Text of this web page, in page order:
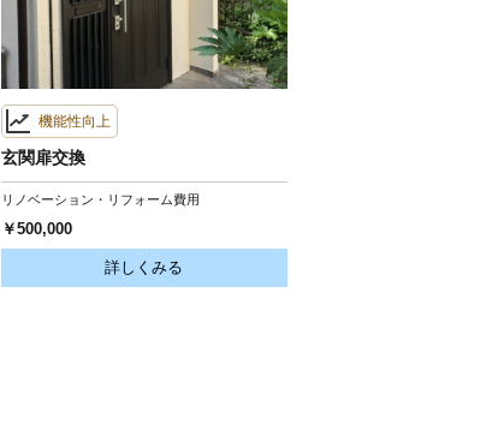
機能性向上
玄関扉交換
リノベーション・リフォーム費用
￥500,000
詳しくみる